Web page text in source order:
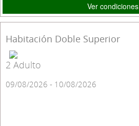
Ver condiciones
Habitación Doble Superior
2 Adulto
09/08/2026 - 10/08/2026